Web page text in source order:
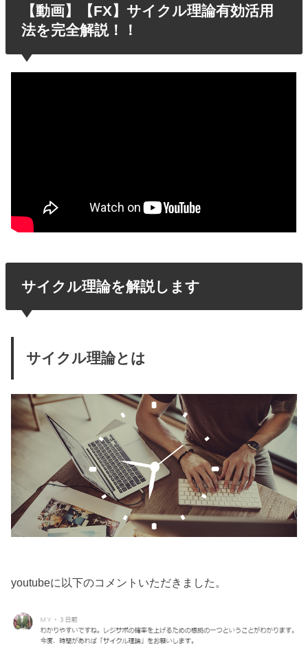
【動画】【FX】サイクル理論有効活用
法を完全解説！！
サイクル理論を解説します
サイクル理論とは
youtubeに以下のコメントいただきました。